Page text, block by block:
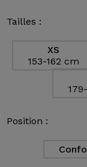
Tailles :
XS
153-162 cm
Position :